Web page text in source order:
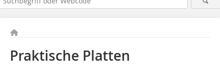
Praktische Platten